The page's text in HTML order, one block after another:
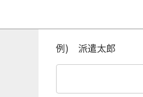
例) 派遣太郎